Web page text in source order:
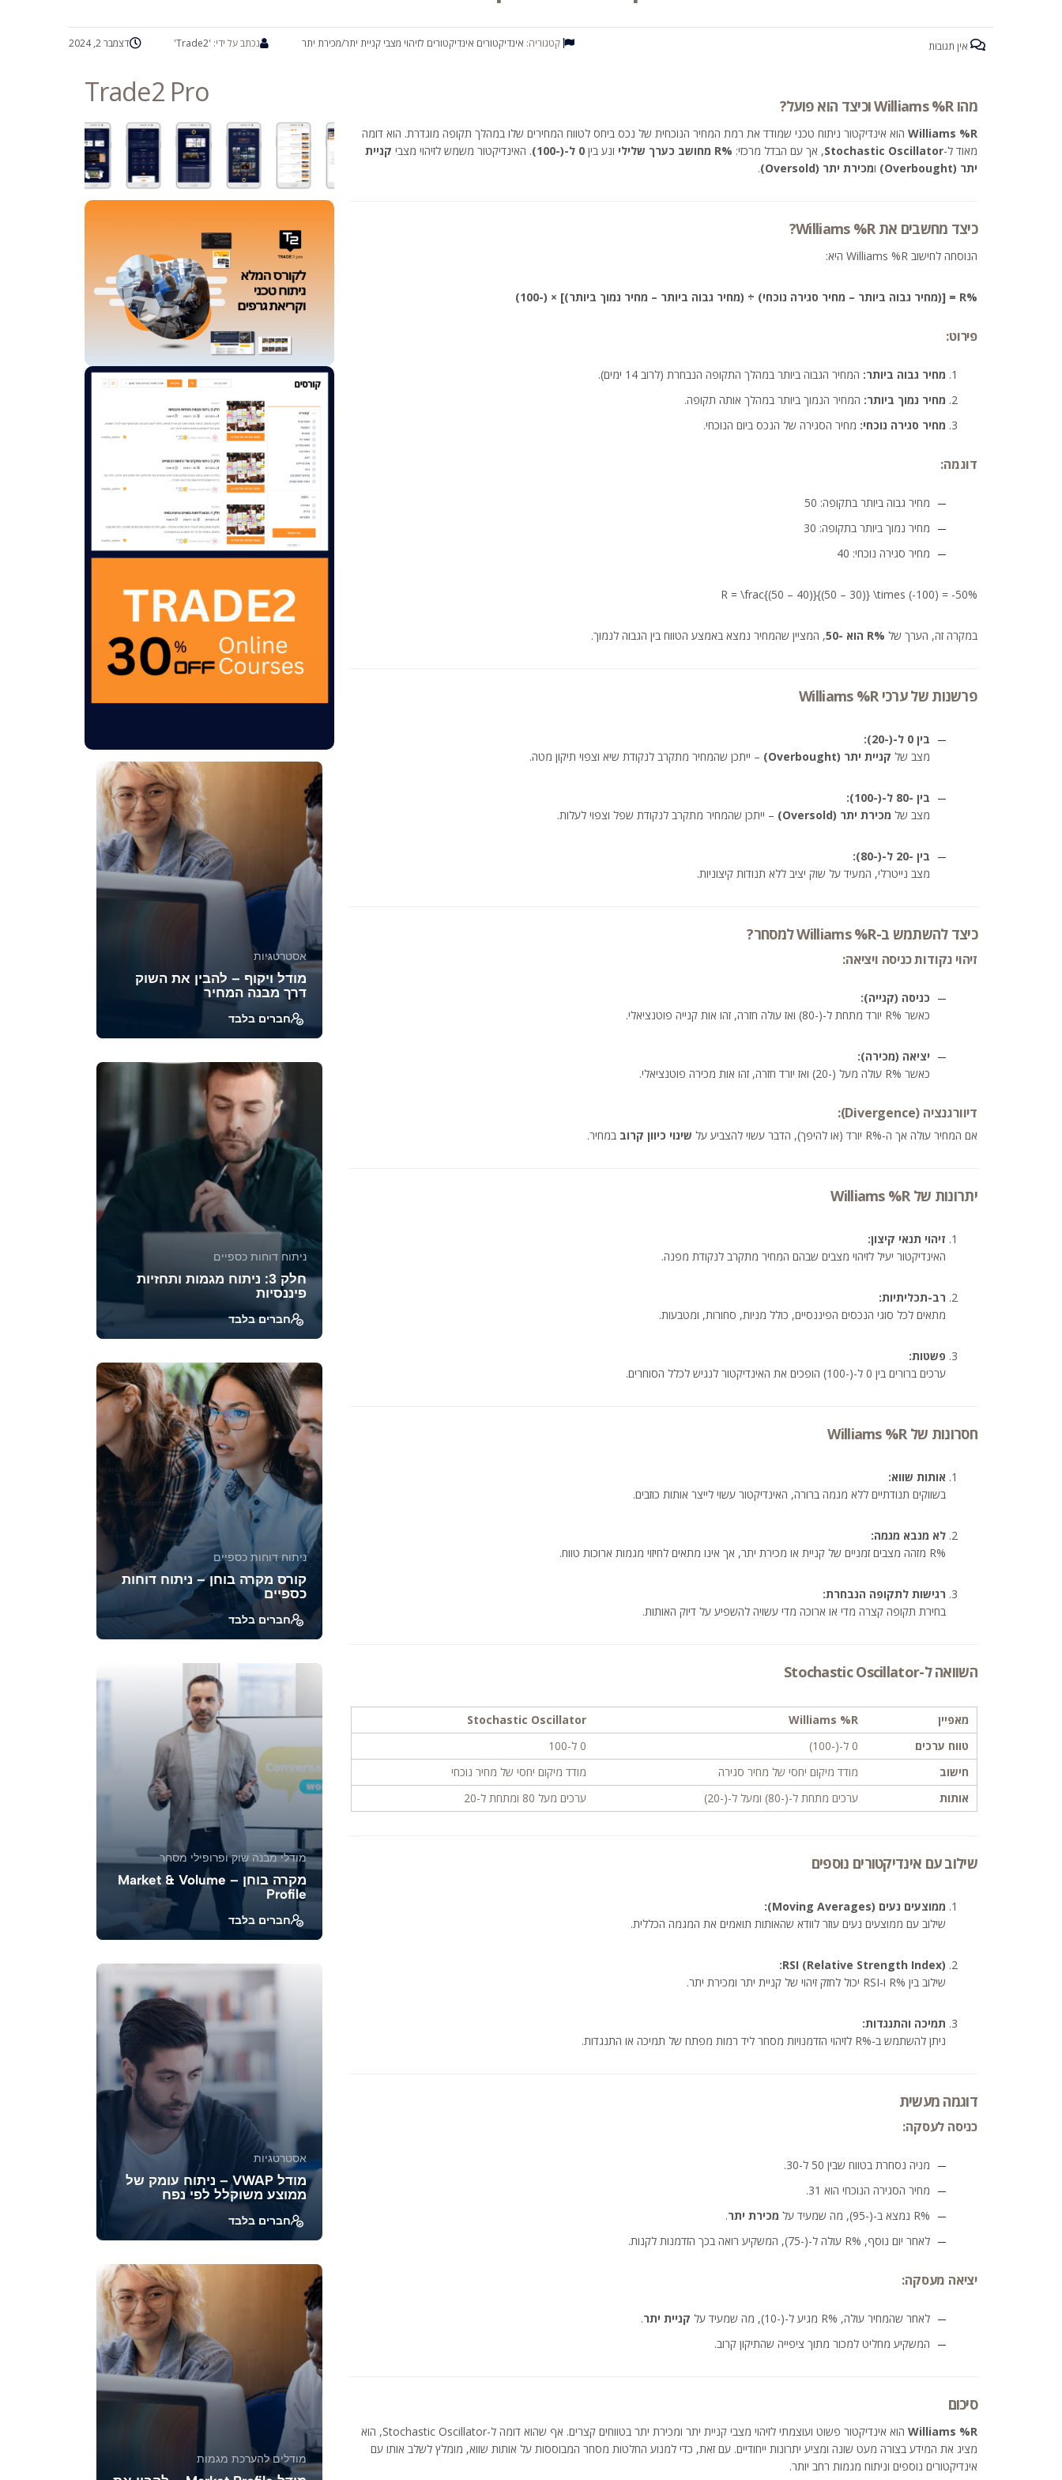
דצמבר 2, 2024 נכתב על ידי: 'Trade2' קטגוריה: אינדיקטורים אינדיקטורים לזיהוי מצבי קניית יתר/מכירת יתר אין תגובות
מהו Williams %R וכיצד הוא פועל?
Williams %R הוא אינדיקטור ניתוח טכני שמודד את רמת המחיר הנוכחית של נכס ביחס לטווח המחירים שלו במהלך תקופה מוגדרת. הוא דומה
מאוד ל-Stochastic Oscillator, אך עם הבדל מרכזי: %R מחושב כערך שלילי ונע בין 0 ל-(-100) . האינדיקטור משמש לזיהוי מצבי קניית
יתר (Overbought)
ומכירת יתר (Oversold) .
כיצד מחשבים את Williams %R?
הנוסחה לחישוב Williams %R היא:
%R = [(מחיר גבוה ביותר – מחיר סגירה נוכחי) ÷ (מחיר גבוה ביותר – מחיר נמוך ביותר)] × (-100)
פירוט:
מחיר גבוה ביותר: המחיר הגבוה ביותר במהלך התקופה הנבחרת (לרוב 14 ימים).
מחיר נמוך ביותר: המחיר הנמוך ביותר במהלך אותה תקופה.
מחיר סגירה נוכחי: מחיר הסגירה של הנכס ביום הנוכחי.
דוגמה:
מחיר גבוה ביותר בתקופה: 50
מחיר נמוך ביותר בתקופה: 30
מחיר סגירה נוכחי: 40
%R = \frac{(50 – 40)}{(50 – 30)} \times (-100) = -50
במקרה זה, הערך של %R הוא -50 , המציין שהמחיר נמצא באמצע הטווח בין הגבוה לנמוך.
פרשנות של ערכי Williams %R
בין 0 ל-(-20):
מצב של קניית יתר (Overbought) – ייתכן שהמחיר מתקרב לנקודת שיא וצפוי תיקון מטה.
בין -80 ל-(-100):
מצב של מכירת יתר (Oversold) – ייתכן שהמחיר מתקרב לנקודת שפל וצפוי לעלות.
בין -20 ל-(-80):
מצב נייטרלי, המעיד על שוק יציב ללא תנודות קיצוניות.
כיצד להשתמש ב-Williams %R למסחר?
זיהוי נקודות כניסה ויציאה:
כניסה (קנייה):
כאשר %R יורד מתחת ל-(-80) ואז עולה חזרה, זהו אות קנייה פוטנציאלי.
יציאה (מכירה):
כאשר %R עולה מעל (-20) ואז יורד חזרה, זהו אות מכירה פוטנציאלי.
דיוורגנציה (Divergence):
אם המחיר עולה אך ה-%R יורד (או להיפך), הדבר עשוי להצביע על שינוי כיוון קרוב במחיר.
יתרונות של Williams %R
זיהוי תנאי קיצון:
האינדיקטור יעיל לזיהוי מצבים שבהם המחיר מתקרב לנקודת מפנה.
רב-תכליתיות:
מתאים לכל סוגי הנכסים הפיננסיים, כולל מניות, סחורות, ומטבעות.
פשטות:
ערכים ברורים בין 0 ל-(-100) הופכים את האינדיקטור לנגיש לכלל הסוחרים.
חסרונות של Williams %R
אותות שווא:
בשווקים תנודתיים ללא מגמה ברורה, האינדיקטור עשוי לייצר אותות כוזבים.
לא מנבא מגמה:
%R מזהה מצבים זמניים של קניית או מכירת יתר, אך אינו מתאים לחיזוי מגמות ארוכות טווח.
רגישות לתקופה הנבחרת:
בחירת תקופה קצרה מדי או ארוכה מדי עשויה להשפיע על דיוק האותות.
השוואה ל-Stochastic Oscillator
מאפיין Williams %R
Stochastic Oscillator
טווח ערכים
0 ל-(-100)
0 ל-100
חישוב
מודד מיקום יחסי של מחיר סגירה
מודד מיקום יחסי של מחיר נוכחי
אותות
ערכים מתחת ל-(-80) ומעל ל-(-20) ערכים מעל 80 ומתחת ל-20
שילוב עם אינדיקטורים נוספים
ממוצעים נעים (Moving Averages):
שילוב עם ממוצעים נעים עוזר לוודא שהאותות תואמים את המגמה הכללית.
RSI (Relative Strength Index):
שילוב בין %R ו-RSI יכול לחזק זיהוי של קניית יתר ומכירת יתר.
תמיכה והתנגדות:
ניתן להשתמש ב-%R לזיהוי הזדמנויות מסחר ליד רמות מפתח של תמיכה או התנגדות.
דוגמה מעשית
כניסה לעסקה:
מניה נסחרת בטווח שבין 50 ל-30.
מחיר הסגירה הנוכחי הוא 31.
%R נמצא ב-(-95), מה שמעיד על
מכירת יתר.
לאחר יום נוסף, %R עולה ל-(-75), המשקיע רואה בכך הזדמנות לקנות.
יציאה מעסקה:
לאחר שהמחיר עולה, %R מגיע ל-(-10), מה שמעיד על קניית יתר.
המשקיע מחליט למכור מתוך ציפייה שהתיקון קרוב.
סיכום
Williams %R
הוא אינדיקטור פשוט ועוצמתי לזיהוי מצבי קניית יתר ומכירת יתר בטווחים קצרים. אף שהוא דומה ל-Stochastic Oscillator, הוא
מציג את המידע בצורה מעט שונה ומציע יתרונות ייחודיים. עם זאת, כדי למנוע החלטות מסחר המבוססות על אותות שווא, מומלץ לשלב אותו עם
אינדיקטורים נוספים וניתוח מגמות רחב יותר.
Trade2 Pro
אסטרטגיות
מודל ויקוף – להבין את השוק
דרך מבנה המחיר
חברים בלבד
והעמוקות ביותר לניתוח מבנה השוק
והתנהגות משתתפיו. הקורס ח...
1885
39215
ניתוח דוחות כספיים
חלק 3: ניתוח מגמות ותחזיות
פיננסיות
חברים בלבד
מגמות פיננסיות, בניית תחזיות וניהול
סיכונים. בעזרת טכניקות...
2471
45970
ניתוח דוחות כספיים
קורס מקרה בוחן – ניתוח דוחות
כספיים
חברים בלבד
כספיים של חברות מובילות ממגזרים
שונים, כדי לראות איך הכלים...
1880
39319
מודלי מבנה שוק ופרופילי מסחר
מקרה בוחן – Market & Volume
Profile
חברים בלבד
אמיתיים באמצעות Market Profile
39381
אסטרטגיות
מודל VWAP – ניתוח עומק של
ממוצע משוקלל לפי נפח
חברים בלבד
Weighted Average Price) משמש ככלי
מרכזי במסחר מוסדי ויומי, לזהות א...
39947
מודלים להערכת מגמות